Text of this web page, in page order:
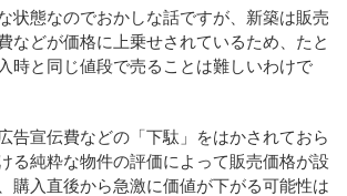
状態なのでおかしな話ですが、新築は販売
などが価格に上乗せされているため、たと
時と同じ値段で売ることは難しいわけで
告宣伝費などの「下駄」をはかされておら
る純粋な物件の評価によって販売価格が設
購入直後から急激に価値が下がる可能性は